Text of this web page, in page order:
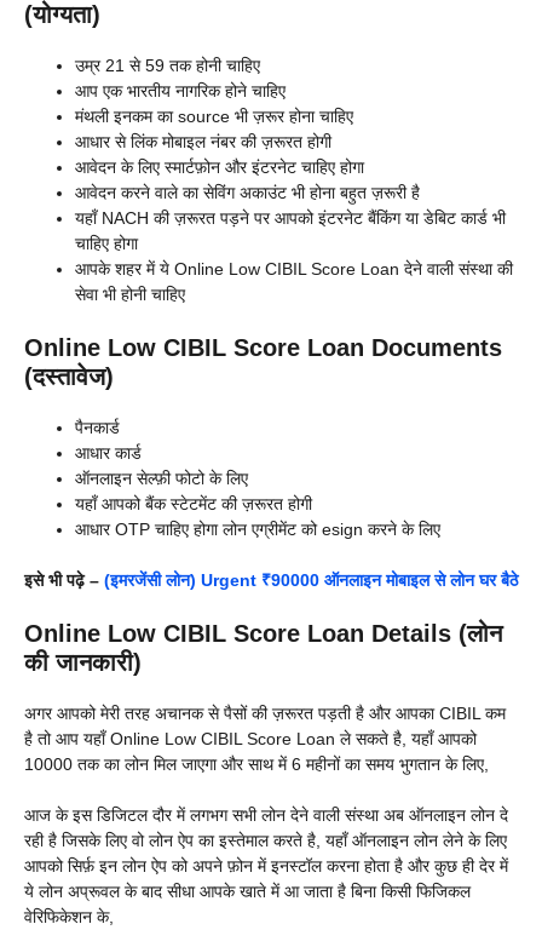
(योग्यता)
उम्र 21 से 59 तक होनी चाहिए
आप एक भारतीय नागरिक होने चाहिए
मंथली इनकम का source भी ज़रूर होना चाहिए
आधार से लिंक मोबाइल नंबर की ज़रूरत होगी
आवेदन के लिए स्मार्टफ़ोन और इंटरनेट चाहिए होगा
आवेदन करने वाले का सेविंग अकाउंट भी होना बहुत ज़रूरी है
यहाँ NACH की ज़रूरत पड़ने पर आपको इंटरनेट बैंकिंग या डेबिट कार्ड भी
चाहिए होगा
आपके शहर में ये Online Low CIBIL Score Loan देने वाली संस्था की
सेवा भी होनी चाहिए
Online Low CIBIL Score Loan Documents
(दस्तावेज)
पैनकार्ड
आधार कार्ड
ऑनलाइन सेल्फ़ी फोटो के लिए
यहाँ आपको बैंक स्टेटमेंट की ज़रूरत होगी
आधार OTP चाहिए होगा लोन एग्रीमेंट को esign करने के लिए
इसे भी पढ़े – (इमरजेंसी लोन) Urgent ₹90000 ऑनलाइन मोबाइल से लोन घर बैठे
Online Low CIBIL Score Loan Details (लोन
की जानकारी)
अगर आपको मेरी तरह अचानक से पैसों की ज़रूरत पड़ती है और आपका CIBIL कम
है तो आप यहाँ Online Low CIBIL Score Loan ले सकते है, यहाँ आपको
10000 तक का लोन मिल जाएगा और साथ में 6 महीनों का समय भुगतान के लिए,
आज के इस डिजिटल दौर में लगभग सभी लोन देने वाली संस्था अब ऑनलाइन लोन दे
रही है जिसके लिए वो लोन ऐप का इस्तेमाल करते है, यहाँ ऑनलाइन लोन लेने के लिए
आपको सिर्फ़ इन लोन ऐप को अपने फ़ोन में इनस्टॉल करना होता है और कुछ ही देर में
ये लोन अप्रूवल के बाद सीधा आपके खाते में आ जाता है बिना किसी फिजिकल
वेरिफिकेशन के,